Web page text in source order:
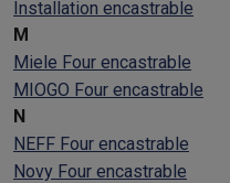
Installation encastrable
M
Miele Four encastrable
MIOGO Four encastrable
N
NEFF Four encastrable
Novy Four encastrable